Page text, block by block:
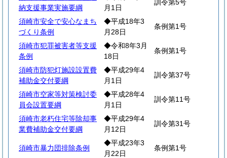
納支援事業実施要綱
月1日
訓令第5号
須崎市安全で安心なまち
づくり条例
◆平成18年3
月28日
条例第1号
須崎市犯罪被害者等支援
条例
◆令和8年3月
18日
条例第1号
須崎市防犯灯施設設置費
補助金交付要綱
◆平成29年4
月1日
訓令第37号
須崎市空家等対策検討委
員会設置要綱
◆平成28年4
月1日
訓令第11号
須崎市老朽住宅等除却事
業費補助金交付要綱
◆平成29年4
月12日
訓令第31号
須崎市暴力団排除条例
◆平成23年3
月22日
条例第1号